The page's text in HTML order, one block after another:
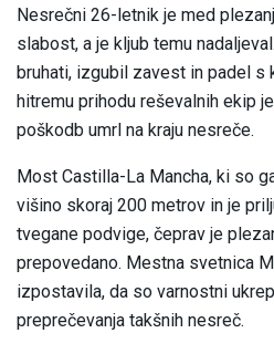
Nesrečni 26-letnik je med
slabost, a je kljub temu
bruhati, izgubil zavest in padel s
hitremu prihodu reševalnih ekip
poškodb umrl na kraju nesreče.
Most Castilla-La Mancha, ki so
višino skoraj 200 metrov in je
tvegane podvige, čeprav je
prepovedano. Mestna svetnica
izpostavila, da so varnostni
preprečevanja takšnih nesreč.